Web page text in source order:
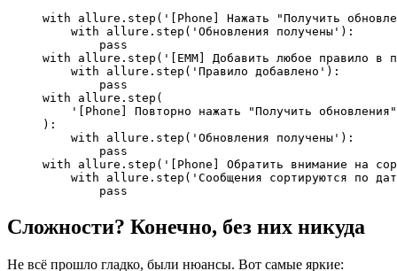
with allure.step( '[Phone] Нажать "Получить
with allure.step( 'Обновления получены' ):
pass
with allure.step( '[EMM] Добавить любое правило в
with allure.step( 'Правило добавлено' ):
pass
with allure.step(
'[Phone] Повторно нажать "Получить
):
with allure.step( 'Обновления получены' ):
pass
with allure.step( '[Phone] Обратить внимание на
with allure.step( 'Сообщения сортируются по
pass
Сложности? Конечно, без них никуда
Не всё прошло гладко, были нюансы. Вот самые яркие: